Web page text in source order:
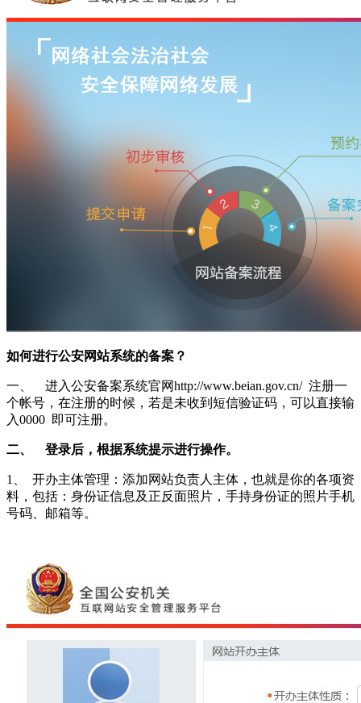
如何进行公安网站系统的备案？
一、 进入公安备案系统官网http://www.beian.gov.cn/ 注册一
个帐号，在注册的时候，若是未收到短信验证码，可以直接输
入0000 即可注册。
二、 登录后，根据系统提示进行操作。
1、 开办主体管理：添加网站负责人主体，也就是你的各项资
料，包括：身份证信息及正反面照片，手持身份证的照片手机
号码、邮箱等。